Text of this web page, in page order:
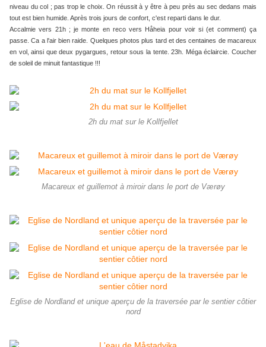
niveau du col ; pas trop le choix. On réussit à y être à peu près au sec dedans mais
tout est bien humide. Après trois jours de confort, c'est reparti dans le dur.
Accalmie vers 21h ; je monte en reco vers Håheia pour voir si (et comment) ça
passe. Ca a l'air bien raide. Quelques photos plus tard et des centaines de macareux
en vol, ainsi que deux pygargues, retour sous la tente. 23h. Méga éclaircie. Coucher
de soleil de minuit fantastique !!!
2h du mat sur le Kollfjellet
Macareux et guillemot à miroir dans le port de Værøy
Eglise de Nordland et unique aperçu de la traversée par le sentier côtier
nord